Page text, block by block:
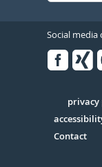
Social
Serivce
Contact